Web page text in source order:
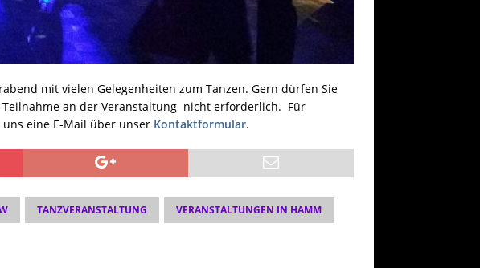
mit vielen Gelegenheiten zum Tanzen. Gern dürfen Sie
an der Veranstaltung nicht erforderlich. Für
eine E-Mail über unser Kontaktformular.
TANZVERANSTALTUNG VERANSTALTUNGEN IN HAMM